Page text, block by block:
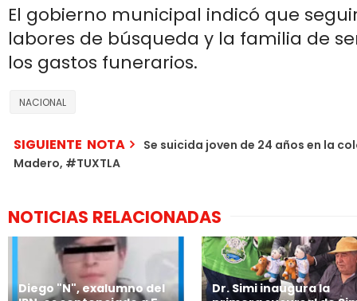
El gobierno municipal indicó que
labores de búsqueda y la familia de
los gastos funerarios.
NACIONAL
SIGUIENTE NOTA
Se suicida joven de 24 años en la
Madero, #TUXTLA
NOTICIAS RELACIONADAS
Diego "N", exalumno del
Dr. Simi inaugura la